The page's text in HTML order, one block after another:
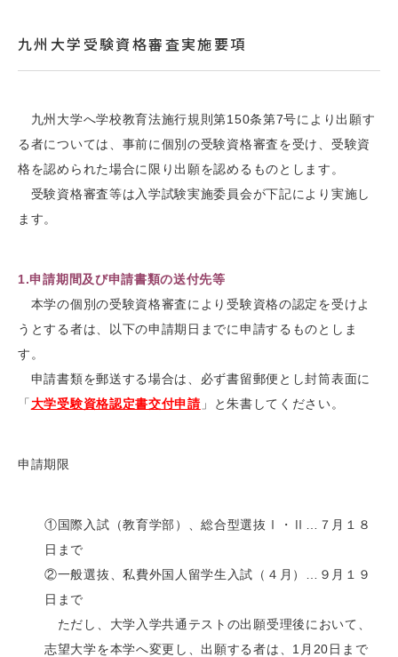
九州大学受験資格審査実施要項
九州大学へ学校教育法施行規則第150条第7号により出願す
る者については、事前に個別の受験資格審査を受け、受験資
格を認められた場合に限り出願を認めるものとします。
受験資格審査等は入学試験実施委員会が下記により実施し
ます。
1.申請期間及び申請書類の送付先等
本学の個別の受験資格審査により受験資格の認定を受けよ
うとする者は、以下の申請期日までに申請するものとしま
す。
申請書類を郵送する場合は、必ず書留郵便とし封筒表面に
「大学受験資格認定書交付申請」と朱書してください。
申請期限
①国際入試（教育学部）、総合型選抜Ⅰ・Ⅱ…７月１８
日まで
②一般選抜、私費外国人留学生入試（４月）…９月１９
日まで
ただし、大学入学共通テストの出願受理後において、
志望大学を本学へ変更し、出願する者は、1月20日まで